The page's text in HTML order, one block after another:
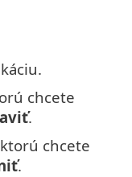
chcete
.
chcete
.